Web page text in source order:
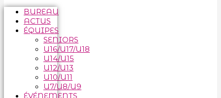
BUREAU
ACTUS
ÉQUIPES
SENIORS
U16/U17/U18
U14/U15
U12/U13
U10/U11
U7/U8/U9
ÉVÉNEMENTS